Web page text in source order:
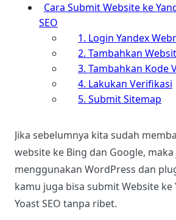
Cara Submit Website ke
SEO
1. Login Yandex
2. Tambahkan
3. Tambahkan Kode
4. Lakukan Verifikasi
5. Submit Sitemap
Jika sebelumnya kita sudah
website ke Bing dan Google,
menggunakan WordPress dan
kamu juga bisa submit Website ke
Yoast SEO tanpa ribet.